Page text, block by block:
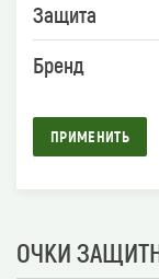
ОЧКИ
Защита
Бренд
ПРИМЕНИТЬ